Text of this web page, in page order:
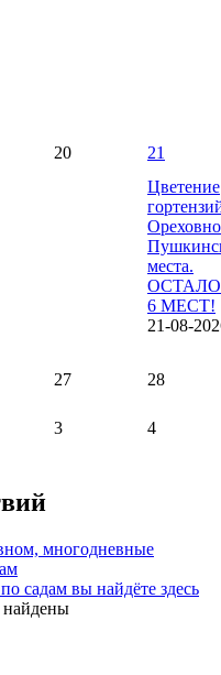
20
21
Цветение
места.
6 МЕСТ!
21-08-
27 28
3 4
многодневные
садам вы найдёте здесь
найдены